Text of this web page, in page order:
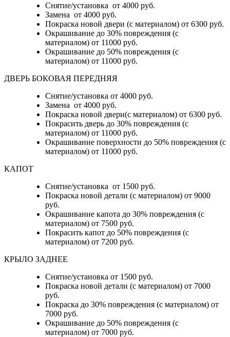
Снятие/установка от 4000 руб.
Замена от 4000 руб.
Покраска новой двери (с материалом) от 6300 руб.
Окрашивание до 30% повреждения (с
материалом) от 11000 руб.
Окрашивание до 50% повреждения (с
материалом) от 11000 руб.
ДВЕРЬ БОКОВАЯ ПЕРЕДНЯЯ
Снятие/установка от 4000 руб.
Замена от 4000 руб.
Покраска новой двери(с материалом) от 6300 руб.
Покрасить дверь до 30% повреждения (с
материалом) от 11000 руб.
Окрашивание поверхности до 50% повреждения (с
материалом) от 11000 руб.
КАПОТ
Снятие/установка от 1500 руб.
Покраска новой детали (с материалом) от 9000
руб.
Окрашивание капота до 30% повреждения (с
материалом) от 7500 руб.
Покрасить капот до 50% повреждения (с
материалом) от 7200 руб.
КРЫЛО ЗАДНЕЕ
Снятие/установка от 1500 руб.
Покраска новой детали (с материалом) от 7000
руб.
Покраска до 30% повреждения (с материалом) от
7000 руб.
Окрашивание до 50% повреждения (с
материалом) от 7000 руб.